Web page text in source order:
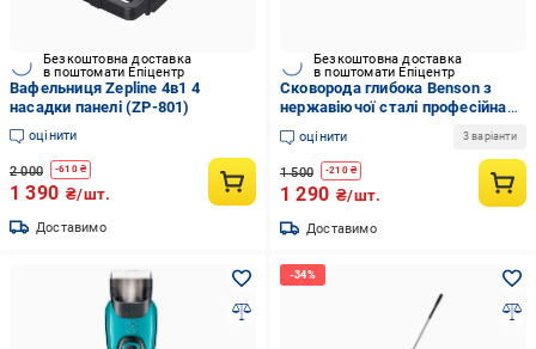
Безкоштовна доставка
в поштомати Епіцентр
Вафельниця Zepline 4в1 4
насадки панелі (ZP-801)
оцінити
2 000 -610₴
1 390 ₴/шт.
Доставимо
Безкоштовна доставка
в поштомати Епіцентр
Сковорода глибока Benson з
нержавіючої сталі професійна
BN-585 c антипригаріме
покриттям 22 см
оцінити 3 варіанти
1 500 -210₴
1 290 ₴/шт.
Доставимо